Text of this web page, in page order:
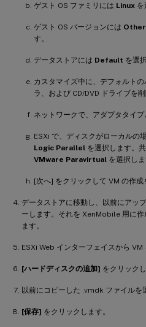
ゲスト OS ファミリには Linux を
ゲスト OS バージョンには
す。
データストアには Default を選
カスタマイズ中に、デフォルト
ラ、および CD/DVD ドライブを削
ネットワークで、アダプタタイプ
ESXi で、ディスクがローカルの
Logic Parallel を選択します。
VMware Paravirtual を選択しま
[次へ] をクリックして VM の作成
データストアに移動し、以前にアッ
ーします。それを XenMobile 用に
ます。
ESXi Web インターフェイスから VM
[ハードディスクの追加] をクリックし
以前にコピーした .vmdk ファイルを
[保存] をクリックします。